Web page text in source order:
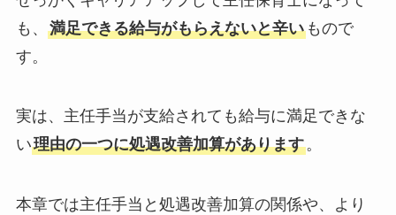
も、 満足できる給与がもらえないと辛いもので
す。
実は、主任手当が支給されても給与に満足できな
い理由の一つに処遇改善加算があります。
本章では主任手当と処遇改善加算の関係や、より